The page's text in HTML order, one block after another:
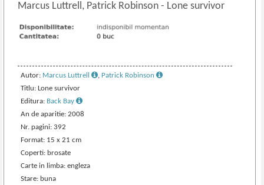
Marcus Luttrell, Patrick Robinson- Lone survivor
Autor: Marcus Luttrell
Patrick Robinson
Titlu: Lone survivor
Editura: Back Bay
An de aparitie: 2008
Nr. pagini: 392
Format: 15 x 21 cm
Coperti: brosate
Carte in limba: engleza
Stare: buna